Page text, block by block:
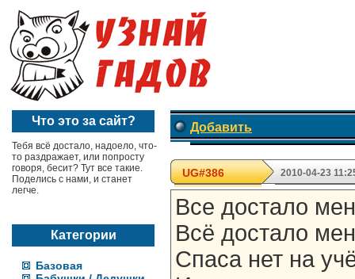
Что это за сайт?
Тебя всё достало, надоело, что-
то раздражает, или попросту
говоря, бесит? Тут все такие.
Поделись с нами, и станет
легче.
Категории
Базовая
Добавить
UG#386 2010-04-23
Все достало
Всё достало
Спаса нет на